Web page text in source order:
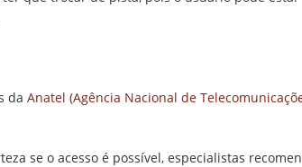
da Anatel (Agência Nacional de
se o acesso é possível, especialistas